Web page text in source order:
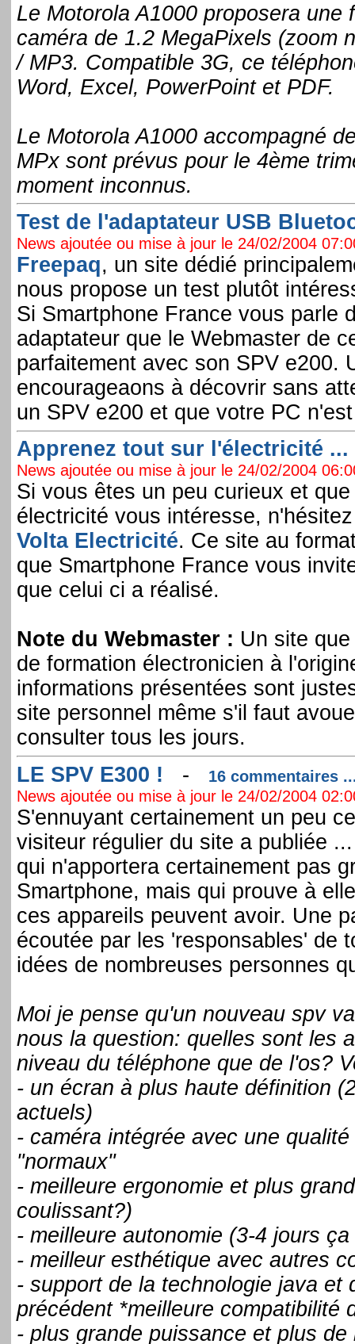
Le Motorola A1000 proposera
caméra de 1.2 MegaPixels (zoom
/ MP3. Compatible 3G, ce
Word, Excel, PowerPoint et PDF.
Le Motorola A1000 accompagné
MPx sont prévus pour le 4ème
moment inconnus.
Test de l'adaptateur USB
News ajoutée ou mise à jour le 24/02/2004
Freepaq, un site dédié
nous propose un test plutôt
Si Smartphone France vous parle
adaptateur que le Webmaster de
parfaitement avec son SPV e200.
encourageaons à décovrir sans
un SPV e200 et que votre PC
Apprenez tout sur l'électricité ...
News ajoutée ou mise à jour le 24/02/2004
Si vous êtes un peu curieux et
électricité vous intéresse,
Volta Electricité. Ce site au
que Smartphone France vous
que celui ci a réalisé.
Note du Webmaster : Un site
de formation électronicien à
informations présentées sont
site personnel même s'il faut
consulter tous les jours.
LE SPV E300 ! -
16 commentaires
News ajoutée ou mise à jour le 24/02/2004
S'ennuyant certainement un peu
visiteur régulier du site a publiée
qui n'apportera certainement pas
Smartphone, mais qui prouve à
ces appareils peuvent avoir. Une
écoutée par les 'responsables' de
idées de nombreuses personnes
Moi je pense qu'un nouveau spv
nous la question: quelles sont les
niveau du téléphone que de l'os?
- un écran à plus haute définition
actuels)
- caméra intégrée avec une
"normaux"
- meilleure ergonomie et plus
coulissant?)
- meilleure autonomie (3-4 jours
- meilleur esthétique avec autres
- support de la technologie java et
précédent *meilleure compatibilité
- plus grande puissance et plus